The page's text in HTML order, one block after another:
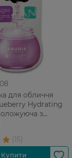
для обличчя
Hydrating
з
чорниці Для
​​шкіри 1 шт